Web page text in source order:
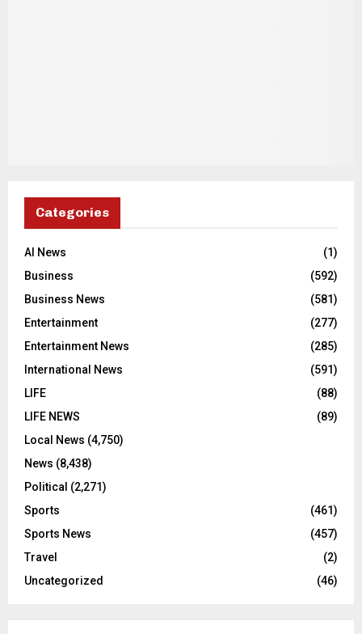
Categories
AI News
(1)
Business
(592)
Business News
(581)
Entertainment
(277)
Entertainment News
(285)
International News
(591)
LIFE
(88)
LIFE NEWS
(89)
Local News (4,750)
News (8,438)
Political (2,271)
Sports
(461)
Sports News
(457)
Travel
(2)
Uncategorized
(46)